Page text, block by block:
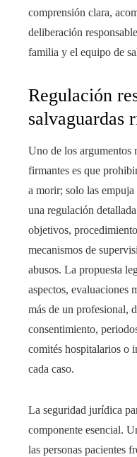
comprensión clara,
deliberación
familia y el equipo de
Regulación
salvaguardas
Uno de los argumentos
firmantes es que
a morir; solo las
una regulación
objetivos,
mecanismos de
abusos. La propuesta
aspectos, evaluaciones
más de un profesional,
consentimiento,
comités hospitalarios o
cada caso.
La seguridad jurídica
componente esencial.
las personas pacientes